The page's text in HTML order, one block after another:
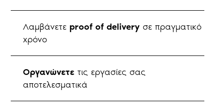
Λαμβάνετε proof of delivery σε πραγματικό
χρόνο
Οργανώνετε τις εργασίες σας
αποτελεσματικά